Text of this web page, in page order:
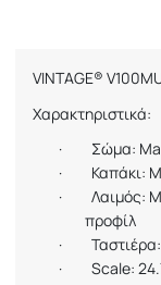
VINTAGE®
Χαρακτηριστικά:
·
Σώμα:
·
Καπάκι:
·
Λαιμός:
προφίλ
·
·
Scale: